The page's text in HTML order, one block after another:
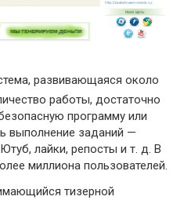
развивающаяся около
работы, достаточно
программу или
выполнение заданий —
лайки, репосты и т. д. В
миллиона пользователей.
тизерной